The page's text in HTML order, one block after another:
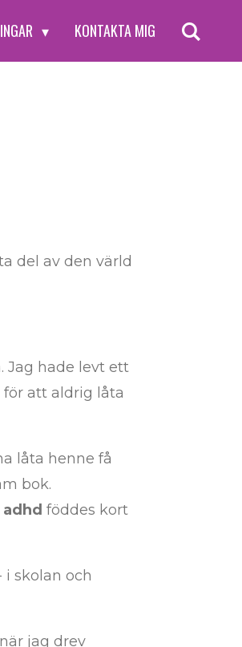
KONTAKTA MIG
del av den värld
Jag hade levt ett
att aldrig låta
låta henne få
bok.
adhd föddes kort
skolan och
jag drev